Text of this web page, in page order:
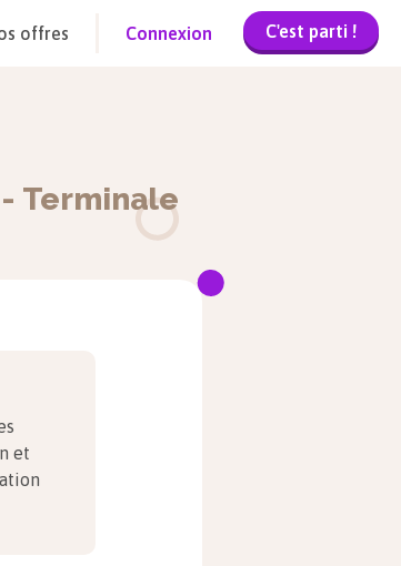
offres Connexion C'est parti !
Terminale
et